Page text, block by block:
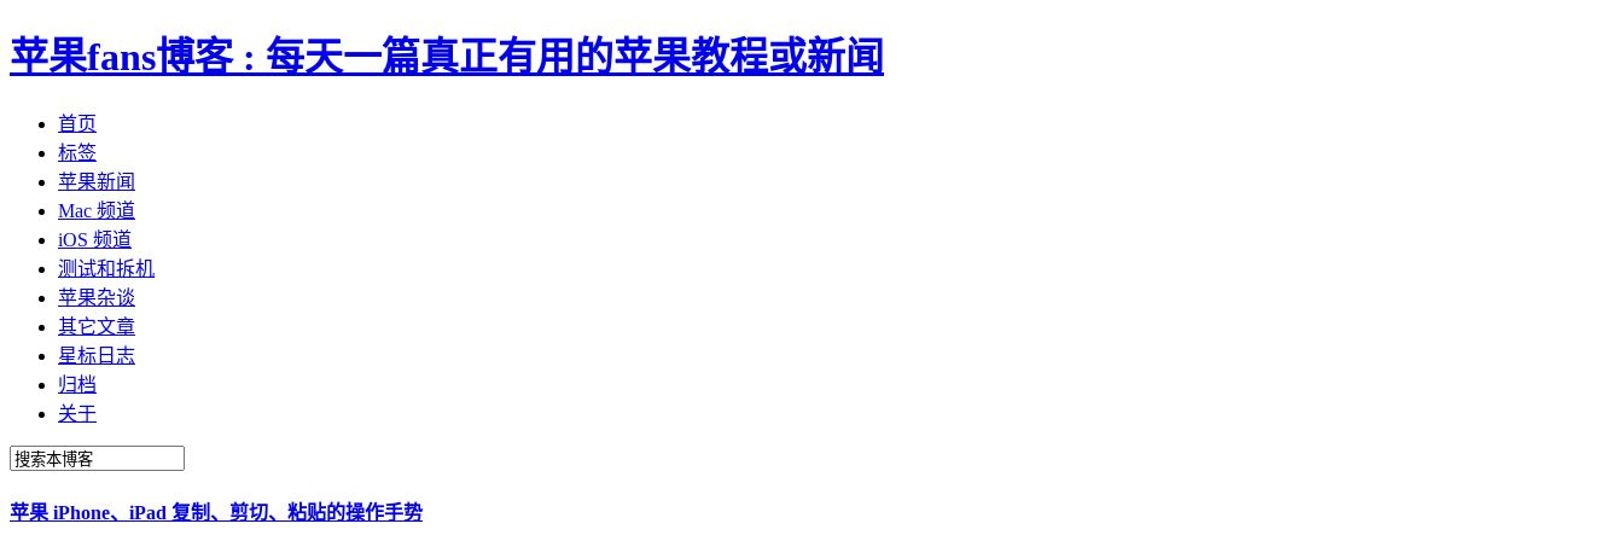
苹果fans博客 : 每天一篇真正有用的苹果教程或新闻
首页
标签
苹果新闻
Mac 频道
iOS 频道
测试和拆机
苹果杂谈
其它文章
星标日志
归档
关于
苹果 iPhone、iPad 复制、剪切、粘贴的操作手势